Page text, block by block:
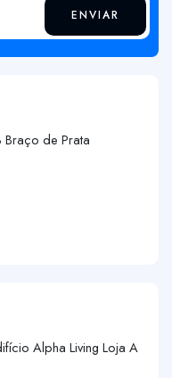
ENVIAR
Braço de Prata
Alpha Living Loja A